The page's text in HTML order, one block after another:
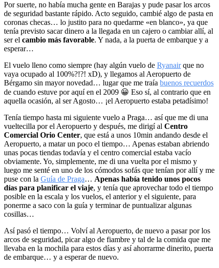
Por suerte, no había mucha gente en Barajas y pude pasar los arcos
de seguridad bastante rápido. Acto seguido, cambié algo de pasta en
coronas checas… lo justito para no quedarme «en blanco», ya que
tenía previsto sacar dinero a la llegada en un cajero o cambiar allí, al
ser el cambio más favorable. Y nada, a la puerta de embarque y a
esperar…
El vuelo lleno como siempre (hay algún vuelo de Ryanairque no
vaya ocupado al 100%?!?! xD), y llegamos al Aeropuerto de
Bérgamo sin mayor novedad… lugar que me traía buenos recuerdos
de cuando estuve por aquí en el 2009 😀 Eso sí, al contrario que en
aquella ocasión, al ser Agosto… ¡el Aeropuerto estaba petadísimo!
Tenía tiempo hasta mi siguiente vuelo a Praga… así que me di una
vueltecilla por el Aeropuerto y después, me dirigí al Centro
Comercial Orio Center, que está a unos 10min andando desde el
Aeropuerto, a matar un poco el tiempo… Apenas estaban abriendo
unas pocas tiendas todavía y el centro comercial estaba vacío
obviamente. Yo, simplemente, me di una vuelta por el mismo y
luego me senté en uno de los cómodos sofás que tenían por allí y me
puse con la Guía de Praga… Apenas había tenido unos pocos
días para planificar el viaje, y tenía que aprovechar todo el tiempo
posible en la escala y los vuelos, el anterior y el siguiente, para
ponerme a saco con la guía y terminar de puntualizar algunas
cosillas…
Así pasó el tiempo… Volví al Aeropuerto, de nuevo a pasar por los
arcos de seguridad, picar algo de fiambre y tal de la comida que me
llevaba en la mochila para estos días y así ahorrarme dinerito, puerta
de embarque… y a esperar de nuevo.